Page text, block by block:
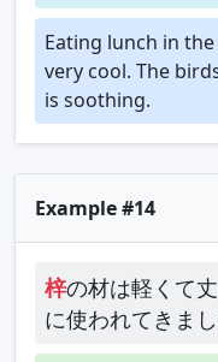
Eating lunch in
very cool. The
is soothing.
Example #14
梓の材は軽くて
に使われてきまし